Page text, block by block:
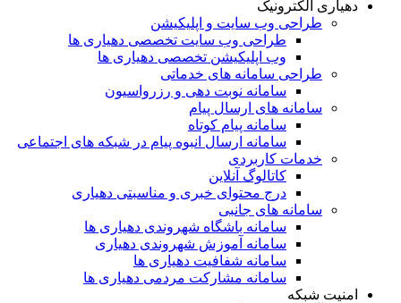
دهیاری الکترونیک
طراحی وب سایت و اپلیکیشن
طراحی وب سایت تخصصی دهیاری ها
وب اپلیکیشن تخصصی دهیاری ها
طراحی سامانه های خدماتی
سامانه نوبت دهی و رزرواسیون
سامانه های ارسال پیام
سامانه پیام کوتاه
سامانه ارسال انبوه پیام در شبکه های اجتماعی
خدمات کاربردی
کاتالوگ آنلاین
درج محتوای خبری و مناسبتی دهیاری
سامانه های جانبی
سامانه باشگاه شهروندی دهیاری ها
سامانه آموزش شهروندی دهیاری
سامانه شفافیت دهیاری ها
سامانه مشارکت مردمی دهیاری ها
امنیت شبکه